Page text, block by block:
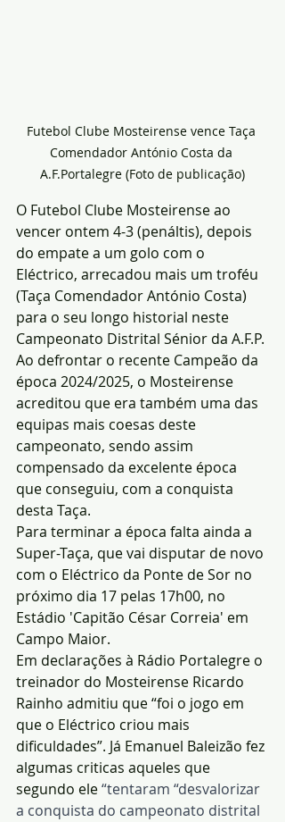
Futebol Clube Mosteirense vence Taça
Comendador António Costa da
A.F.Portalegre (Foto de publicação)
O Futebol Clube Mosteirense ao
vencer ontem 4-3 (penáltis), depois
do empate a um golo com o
Eléctrico, arrecadou mais um troféu
(Taça Comendador António Costa)
para o seu longo historial neste
Campeonato Distrital Sénior da A.F.P.
Ao defrontar o recente Campeão da
época 2024/2025, o Mosteirense
acreditou que era também uma das
equipas mais coesas deste
campeonato, sendo assim
compensado da excelente época
que conseguiu, com a conquista
desta Taça.
Para terminar a época falta ainda a
Super-Taça, que vai disputar de novo
com o Eléctrico da Ponte de Sor no
próximo dia 17 pelas 17h00, no
Estádio 'Capitão César Correia' em
Campo Maior.
Em declarações à Rádio Portalegre o
treinador do Mosteirense Ricardo
Rainho admitiu que “foi o jogo em
que o Eléctrico criou mais
dificuldades”. Já Emanuel Baleizão fez
algumas criticas aqueles que
segundo ele “tentaram “desvalorizar
a conquista do campeonato distrital